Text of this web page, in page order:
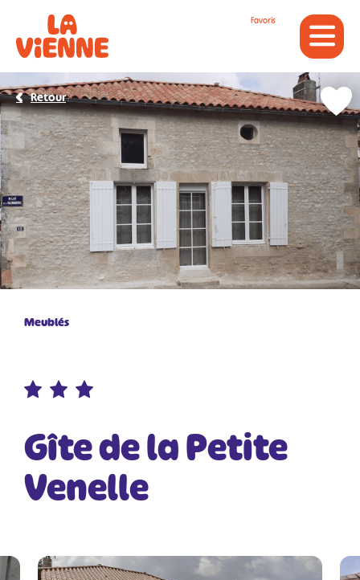
Favoris
Meublés
Gîte de la Petite
Venelle
Retour